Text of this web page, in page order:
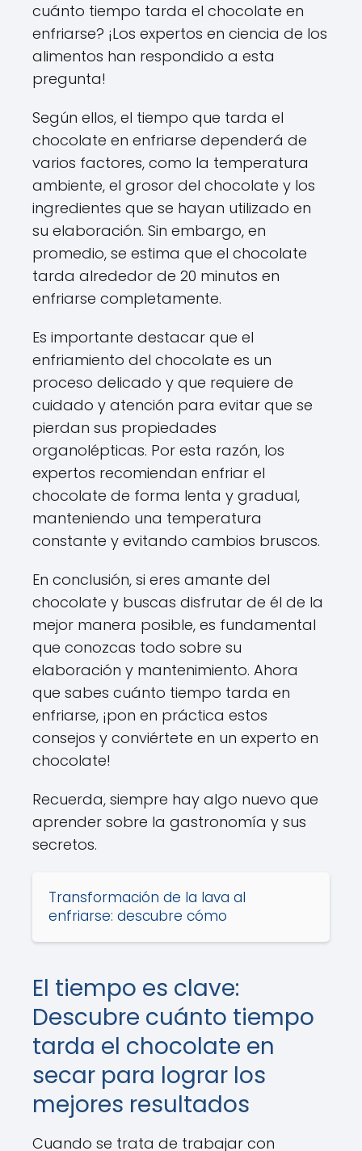
cuánto tiempo tarda el chocolate en
enfriarse? ¡Los expertos en ciencia de los
alimentos han respondido a esta
pregunta!
Según ellos, el tiempo que tarda el
chocolate en enfriarse dependerá de
varios factores, como la temperatura
ambiente, el grosor del chocolate y los
ingredientes que se hayan utilizado en
su elaboración. Sin embargo, en
promedio, se estima que el chocolate
tarda alrededor de 20 minutos en
enfriarse completamente.
Es importante destacar que el
enfriamiento del chocolate es un
proceso delicado y que requiere de
cuidado y atención para evitar que se
pierdan sus propiedades
organolépticas. Por esta razón, los
expertos recomiendan enfriar el
chocolate de forma lenta y gradual,
manteniendo una temperatura
constante y evitando cambios bruscos.
En conclusión, si eres amante del
chocolate y buscas disfrutar de él de la
mejor manera posible, es fundamental
que conozcas todo sobre su
elaboración y mantenimiento. Ahora
que sabes cuánto tiempo tarda en
enfriarse, ¡pon en práctica estos
consejos y conviértete en un experto en
chocolate!
Recuerda, siempre hay algo nuevo que
aprender sobre la gastronomía y sus
secretos.
Transformación de la lava al
enfriarse: descubre cómo
El tiempo es clave:
Descubre cuánto tiempo
tarda el chocolate en
secar para lograr los
mejores resultados
Cuando se trata de trabajar con